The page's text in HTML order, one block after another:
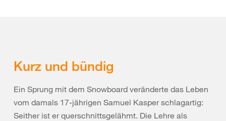
Kurz und bündig
Ein Sprung mit dem Snowboard veränderte das Leben
vom damals 17-jährigen Samuel Kasper schlagartig:
Seither ist er querschnittsgelähmt. Die Lehre als